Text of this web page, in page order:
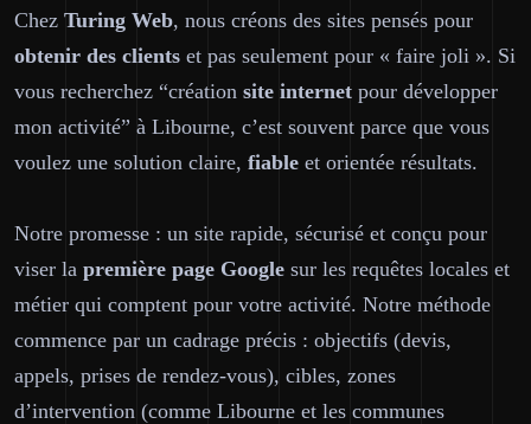
Chez Turing Web, nous créons des sites pensés pour
obtenir des clients et pas seulement pour « faire joli ». Si
vous recherchez “création site internet pour développer
mon activité” à Libourne, c’est souvent parce que vous
voulez une solution claire, fiable et orientée résultats.
Notre promesse : un site rapide, sécurisé et conçu pour
viser la première page Google sur les requêtes locales et
métier qui comptent pour votre activité. Notre méthode
commence par un cadrage précis : objectifs (devis,
appels, prises de rendez-vous), cibles, zones
d’intervention (comme Libourne et les communes